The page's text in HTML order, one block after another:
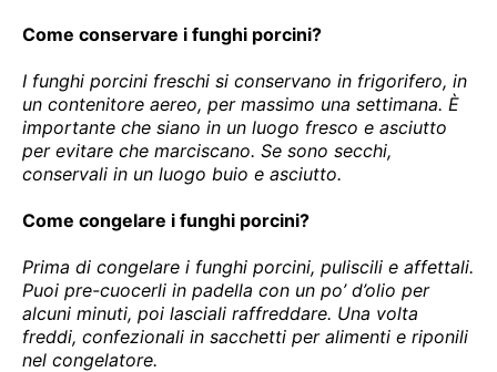
Come conservare i funghi porcini?
I funghi porcini freschi si conservano in frigorifero, in
un contenitore aereo, per massimo una settimana. È
importante che siano in un luogo fresco e asciutto
per evitare che marciscano. Se sono secchi,
conservali in un luogo buio e asciutto.
Come congelare i funghi porcini?
Prima di congelare i funghi porcini, puliscili e affettali.
Puoi pre-cuocerli in padella con un po’ d’olio per
alcuni minuti, poi lasciali raffreddare. Una volta
freddi, confezionali in sacchetti per alimenti e riponili
nel congelatore.